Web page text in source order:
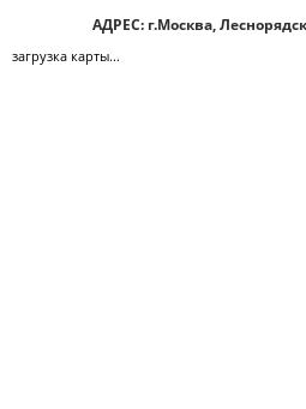
АДРЕС: г.Москва,
загрузка карты...